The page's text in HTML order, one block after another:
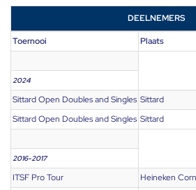
DEELNEMERS
Toernooi Plaats
2024
Sittard Open Doubles and Singles Sittard
Sittard Open Doubles and Singles Sittard
2016-2017
ITSF Pro Tour Heineken